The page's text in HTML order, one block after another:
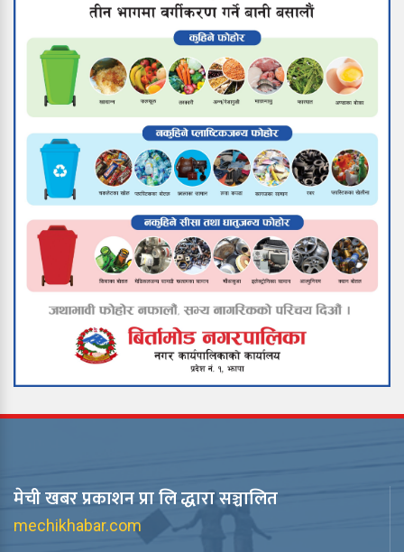
मेची खबर प्रकाशन प्रा लि द्धारा सञ्चालित
mechikhabar.com